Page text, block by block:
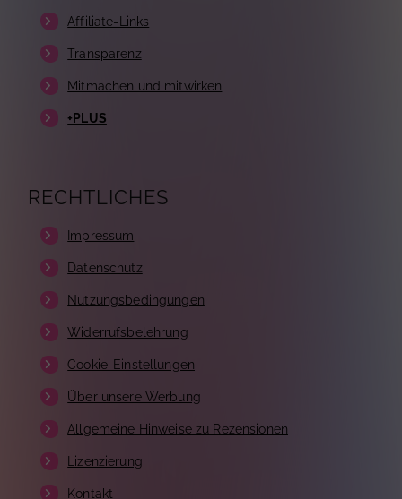
Affiliate-Links
Transparenz
Mitmachen und mitwirken
+PLUS
RECHTLICHES
Impressum
Datenschutz
Nutzungsbedingungen
Widerrufsbelehrung
Cookie-Einstellungen
Über unsere Werbung
Allgemeine Hinweise zu Rezensionen
Lizenzierung
Kontakt